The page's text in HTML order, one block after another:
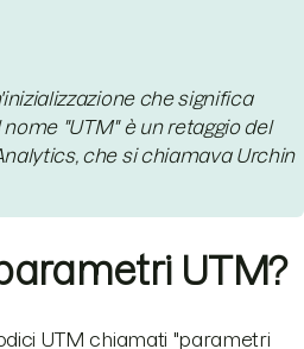
che significa
"UTM" è un retaggio del
che si chiamava Urchin
UTM?
UTM chiamati "parametri